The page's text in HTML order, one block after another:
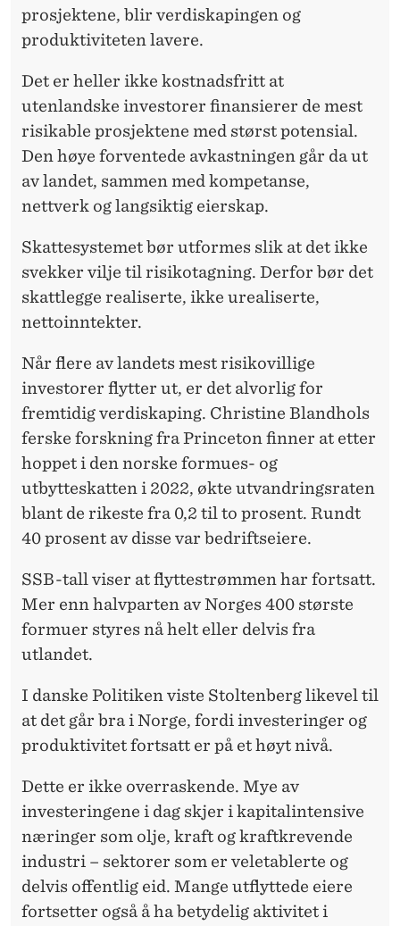
prosjektene, blir verdiskapingen og
produktiviteten lavere.
Det er heller ikke kostnadsfritt at
utenlandske investorer finansierer de mest
risikable prosjektene med størst potensial.
Den høye forventede avkastningen går da ut
av landet, sammen med kompetanse,
nettverk og langsiktig eierskap.
Skattesystemet bør utformes slik at det ikke
svekker vilje til risikotagning. Derfor bør det
skattlegge realiserte, ikke urealiserte,
nettoinntekter.
Når flere av landets mest risikovillige
investorer flytter ut, er det alvorlig for
fremtidig verdiskaping. Christine Blandhols
ferske forskning fra Princeton finner at etter
hoppet i den norske formues- og
utbytteskatten i 2022, økte utvandringsraten
blant de rikeste fra 0,2 til to prosent. Rundt
40 prosent av disse var bedriftseiere.
SSB-tall viser at flyttestrømmen har fortsatt.
Mer enn halvparten av Norges 400 største
formuer styres nå helt eller delvis fra
utlandet.
I danske Politiken viste Stoltenberg likevel til
at det går bra i Norge, fordi investeringer og
produktivitet fortsatt er på et høyt nivå.
Dette er ikke overraskende. Mye av
investeringene i dag skjer i kapitalintensive
næringer som olje, kraft og kraftkrevende
industri – sektorer som er veletablerte og
delvis offentlig eid. Mange utflyttede eiere
fortsetter også å ha betydelig aktivitet i